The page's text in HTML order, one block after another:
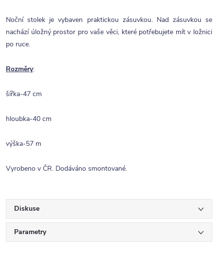
Noční stolek je vybaven praktickou zásuvkou. Nad zásuvkou se
nachází úložný prostor pro vaše věci, které potřebujete mít v ložnici
po ruce.
Rozměry:
šířka-47 cm
hloubka-40 cm
výška-57 m
Vyrobeno v ČR. Dodáváno smontované.
Diskuse
Parametry